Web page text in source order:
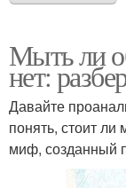
Мыть ли
нет:
Давайте
понять, стоит ли
миф, созданный